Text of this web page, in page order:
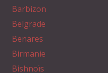
Barbizon
Belgrade
Benares
Birmanie
Bishnoïs